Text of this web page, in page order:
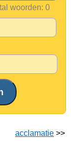
woorden:
acclamatie >>